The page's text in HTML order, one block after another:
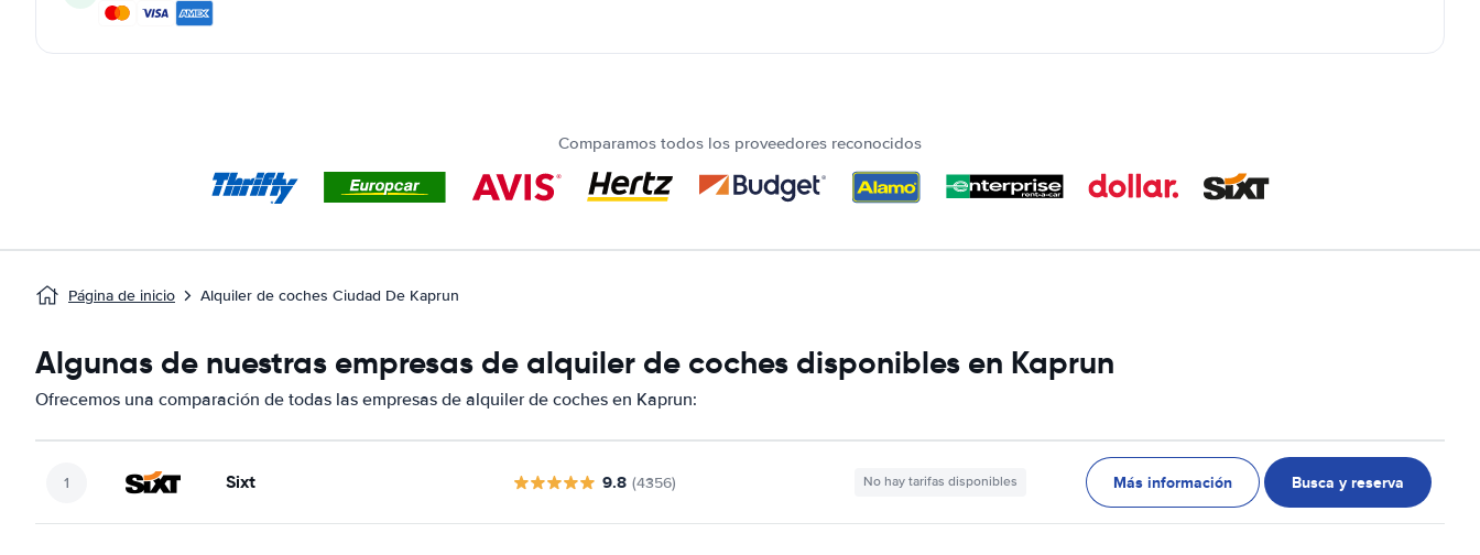
Comparamos todos los proveedores reconocidos
Página de inicio Alquiler de coches Ciudad De Kaprun
Algunas de nuestras empresas de alquiler de coches disponibles en Kaprun
Ofrecemos una comparación de todas las empresas de alquiler de coches en Kaprun:
Sixt 9.8 (4356) No hay tarifas disponibles Más información Busca y reserva